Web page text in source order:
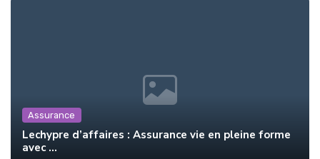
Assurance
Lechypre d’affaires : Assurance vie en pleine forme
avec ...